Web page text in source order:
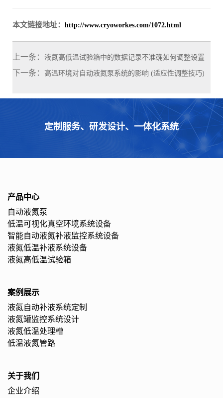
本文链接地址： http://www.cryoworkes.com/1072.html
上一条： 液氮高低温试验箱中的数据记录不准确如何调整设置
下一条： 高温环境对自动液氮泵系统的影响 (适应性调整技巧)
定制服务、研发设计、一体化系统
产品中心
自动液氮泵
低温可视化真空环境系统设备
智能自动液氮补液监控系统设备
液氮低温补液系统设备
液氮高低温试验箱
案例展示
液氮自动补液系统定制
液氮罐监控系统设计
液氮低温处理槽
低温液氮管路
关于我们
企业介绍